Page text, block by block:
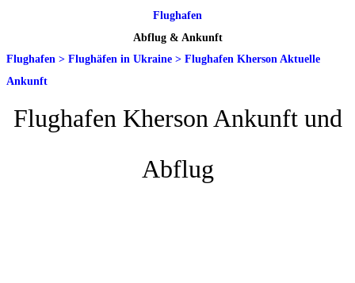
Flughafen
Abflug & Ankunft
Flughafen > Flughäfen in Ukraine > Flughafen Kherson Aktuelle
Ankunft
Flughafen Kherson Ankunft und
Abflug